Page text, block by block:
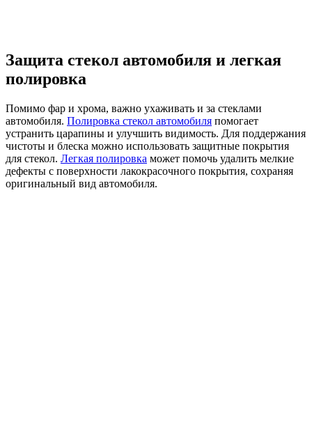
Защита стекол автомобиля и легкая
полировка
Помимо фар и хрома, важно ухаживать и за стеклами
автомобиля. Полировка стекол автомобиля помогает
устранить царапины и улучшить видимость. Для поддержания
чистоты и блеска можно использовать защитные покрытия
для стекол. Легкая полировка может помочь удалить мелкие
дефекты с поверхности лакокрасочного покрытия, сохраняя
оригинальный вид автомобиля.